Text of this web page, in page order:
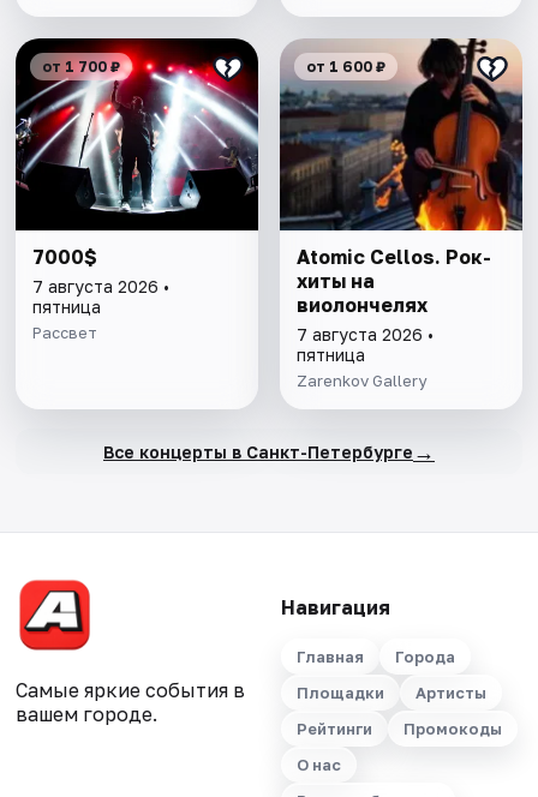
от 1 700 ₽
7000$
7 августа 2026 •
пятница
Рассвет
от 1 600 ₽
Atomic Cellos. Рок-
хиты на
виолончелях
7 августа 2026 •
пятница
Zarenkov Gallery
Все концерты в Санкт-Петербурге →
Самые яркие события в
вашем городе.
Навигация
Главная
Города
Площадки
Артисты
Рейтинги
Промокоды
О нас